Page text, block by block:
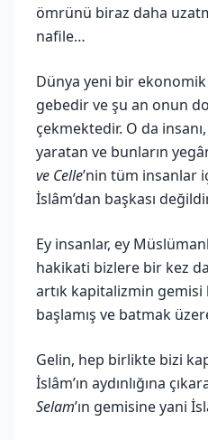
ömrünü biraz daha
nafile…
Dünya yeni bir
gebedir ve şu an onun
çekmektedir. O da
yaratan ve bunların
ve Celle’nin tüm insanlar
İslâm’dan başkası
Ey insanlar, ey
hakikati bizlere bir kez
artık kapitalizmin
başlamış ve batmak
Gelin, hep birlikte bizi
İslâm’ın aydınlığına
Selam’ın gemisine yani